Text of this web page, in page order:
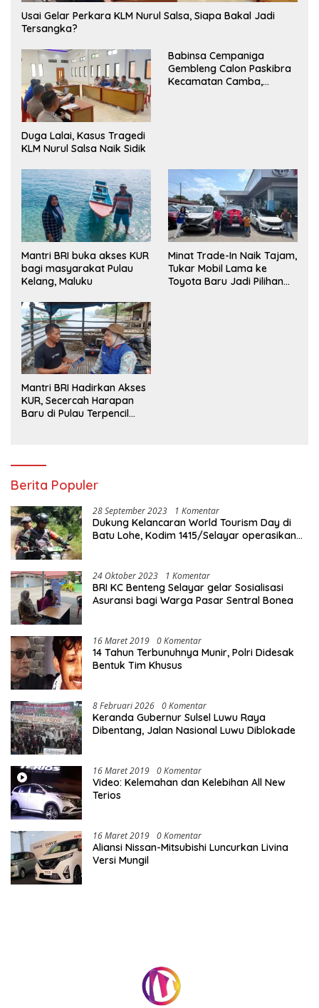
‎Usai Gelar Perkara KLM Nurul Salsa, Siapa Bakal Jadi
Tersangka?
Duga Lalai, Kasus Tragedi
KLM Nurul Salsa Naik Sidik
Babinsa Cempaniga
Gembleng Calon Paskibra
Kecamatan Camba,
Mantri BRI buka akses KUR
bagi masyarakat Pulau
Kelang, Maluku
Minat Trade-In Naik Tajam,
Tukar Mobil Lama ke
Toyota Baru Jadi Pilihan
Mantri BRI Hadirkan Akses
KUR, Secercah Harapan
Baru di Pulau Terpencil
Berita Populer
28 September 2023 1 Komentar
Dukung Kelancaran World Tourism Day di
Batu Lohe, Kodim 1415/Selayar operasikan
24 Oktober 2023 1 Komentar
BRI KC Benteng Selayar gelar Sosialisasi
Asuransi bagi Warga Pasar Sentral Bonea
16 Maret 2019 0 Komentar
14 Tahun Terbunuhnya Munir, Polri Didesak
Bentuk Tim Khusus
8 Februari 2026 0 Komentar
Keranda Gubernur Sulsel Luwu Raya
Dibentang, Jalan Nasional Luwu Diblokade
16 Maret 2019 0 Komentar
Video: Kelemahan dan Kelebihan All New
Terios
16 Maret 2019 0 Komentar
Aliansi Nissan-Mitsubishi Luncurkan Livina
Versi Mungil